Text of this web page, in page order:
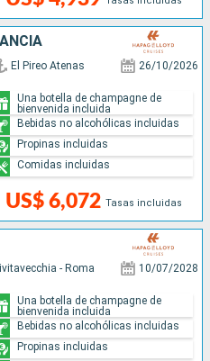
El Pireo Atenas 26/10/2026
US$ 6,072 Tasas incluidas
Una botella de champagne de
bienvenida incluida
Bebidas no alcohólicas incluidas
Propinas incluidas
Comidas incluidas
- Roma 10/07/2028
Una botella de champagne de
bienvenida incluida
Bebidas no alcohólicas incluidas
Propinas incluidas